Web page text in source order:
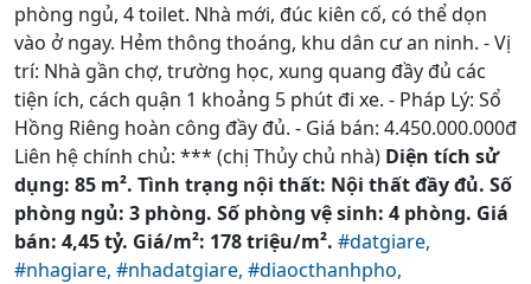
phòng ngủ, 4 toilet. Nhà mới, đúc kiên cố, có thể dọn
vào ở ngay. Hẻm thông thoáng, khu dân cư an ninh. - Vị
trí: Nhà gần chợ, trường học, xung quang đầy đủ các
tiện ích, cách quận 1 khoảng 5 phút đi xe. - Pháp Lý: Sổ
Hồng Riêng hoàn công đầy đủ. - Giá bán: 4.450.000.000đ
Liên hệ chính chủ: *** (chị Thủy chủ nhà) Diện tích sử
dụng: 85 m². Tình trạng nội thất: Nội thất đầy đủ. Số
phòng ngủ: 3 phòng. Số phòng vệ sinh: 4 phòng. Giá
bán: 4,45 tỷ. Giá/m²: 178 triệu/m². #datgiare,
#nhagiare, #nhadatgiare, #diaocthanhpho,